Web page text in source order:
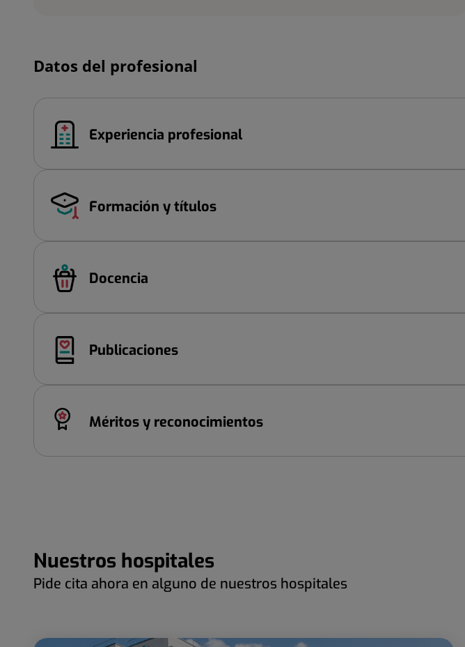
Datos del profesional
Experiencia profesional
Formación y títulos
Docencia
Publicaciones
Méritos y reconocimientos
Nuestros hospitales
Pide cita ahora en alguno de nuestros hospitales